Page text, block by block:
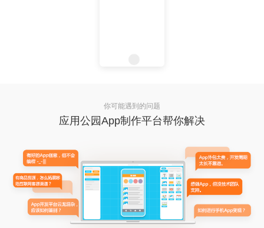
你可能遇到的问题
应用公园App制作平台帮你解决